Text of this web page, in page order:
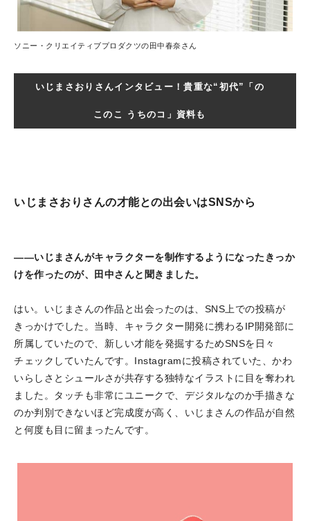
ソニー・クリエイティブプロダクツの田中春奈さん
いじまさおりさんインタビュー！貴重な“初代”「の
このこ うちのコ」資料も
いじまさおりさんの才能との出会いはSNSから
――いじまさんがキャラクターを制作するようになったきっか
けを作ったのが、田中さんと聞きました。
はい。いじまさんの作品と出会ったのは、SNS上での投稿が
きっかけでした。当時、キャラクター開発に携わるIP開発部に
所属していたので、新しい才能を発掘するためSNSを日々
チェックしていたんです。Instagramに投稿されていた、かわ
いらしさとシュールさが共存する独特なイラストに目を奪われ
ました。タッチも非常にユニークで、デジタルなのか手描きな
のか判別できないほど完成度が高く、いじまさんの作品が自然
と何度も目に留まったんです。